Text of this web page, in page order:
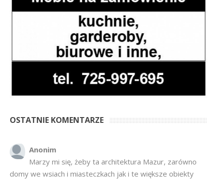
OSTATNIE KOMENTARZE
Anonim
Marzy mi się, żeby ta architektura Mazur, zarówno
domy we wsiach i miasteczkach jak i te większe obiekty